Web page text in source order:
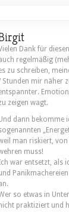
Dank für
regelmäßig
zu schreiben,
Stunden mir näher
zeigen wagt.
dann bekomme
man riskiert, von
muss!
war entsetzt, als
so etwas in
praktiziert und